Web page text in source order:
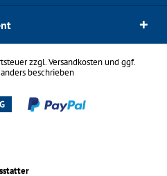
zzgl.Versandkostenund ggf.
beschrieben